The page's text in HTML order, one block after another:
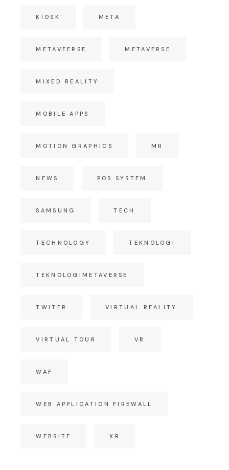
KIOSK META
METAVEERSE METAVERSE
MIXED REALITY
MOBILE APPS
MOTION GRAPHICS MR
NEWS POS SYSTEM
SAMSUNG TECH
TECHNOLOGY TEKNOLOGI
TEKNOLOGIMETAVERSE
TWITER VIRTUAL REALITY
VIRTUAL TOUR VR
WAF
WEB APPLICATION FIREWALL
WEBSITE XR